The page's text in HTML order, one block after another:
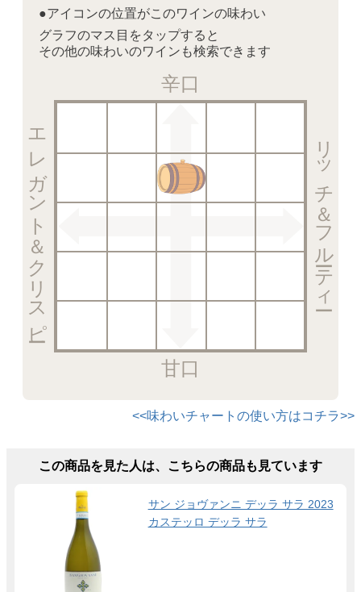
●アイコンの位置がこのワインの味わい
グラフのマス目をタップすると
その他の味わいのワインも検索できます
辛口
リッチ＆フルーティー
甘口
エレガント＆クリスピー
<<味わいチャートの使い方はコチラ>>
この商品を見た人は、こちらの商品も見ています
サン ジョヴァンニ デッラ サラ 2023
カステッロ デッラ サラ